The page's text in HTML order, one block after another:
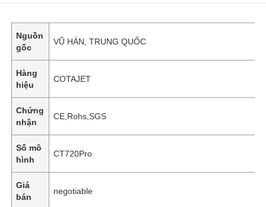
Nguồn
gốc
VŨ HÁN, TRUNG QUỐC
Hàng
hiệu
COTAJET
Chứng
nhận
CE,Rohs,SGS
Số mô
hình
CT720Pro
Giá
bán
negotiable